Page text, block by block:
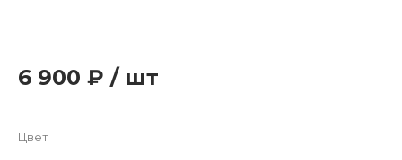
6 900 ₽ / шт
Цвет